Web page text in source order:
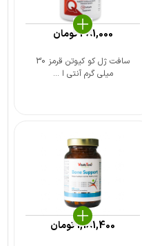
سافت ژل کو کیوتن قرمز 30
میلی گرم آنتی ا ...
381,000تومان
1,181,400تومان